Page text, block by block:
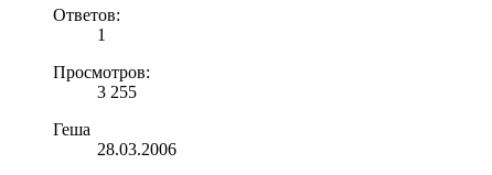
Ответов:
1
Просмотров:
3 255
Геша
28.03.2006